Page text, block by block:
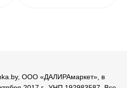
ООО «ДАЛИРАмаркет», в